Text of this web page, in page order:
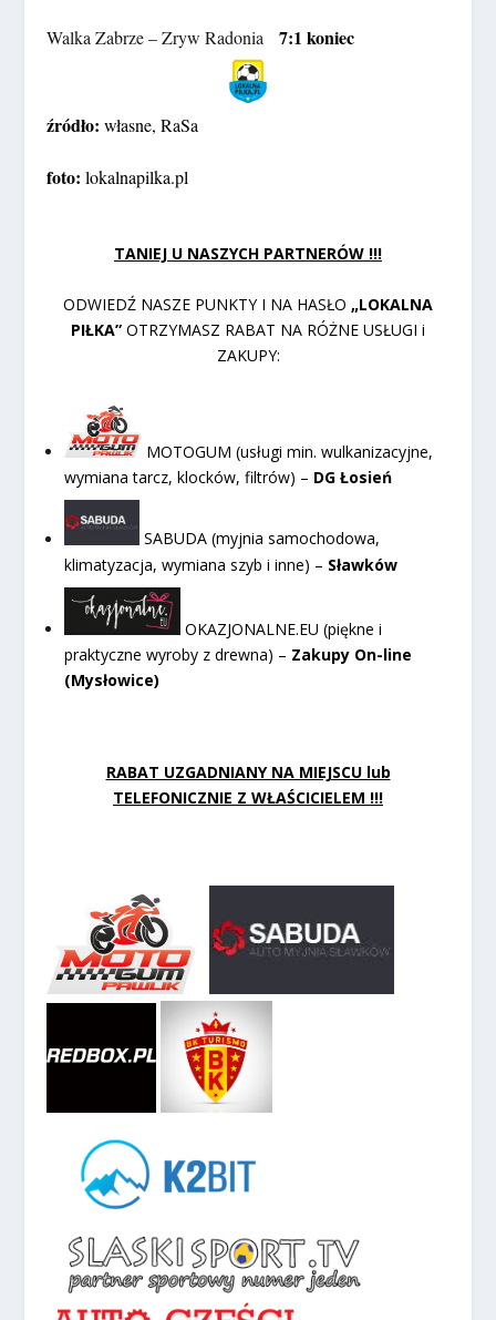
Walka Zabrze – Zryw Radonia 7:1 koniec
źródło:własne, RaSa
foto:lokalnapilka.pl
TANIEJ U NASZYCH PARTNERÓW !!!
ODWIEDŹ NASZE PUNKTY I NA HASŁO „LOKALNA
PIŁKA” OTRZYMASZ RABAT NA RÓŻNE USŁUGI i
ZAKUPY:
MOTOGUM (usługi min. wulkanizacyjne,
wymiana tarcz, klocków, filtrów) – DG Łosień
SABUDA (myjnia samochodowa,
klimatyzacja, wymiana szyb i inne) – Sławków
OKAZJONALNE.EU (piękne i
praktyczne wyroby z drewna) – Zakupy On-line
(Mysłowice)
RABAT UZGADNIANY NA MIEJSCU lub
TELEFONICZNIE Z WŁAŚCICIELEM !!!